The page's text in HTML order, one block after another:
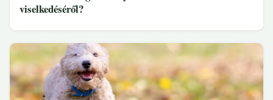
viselkedéséről?